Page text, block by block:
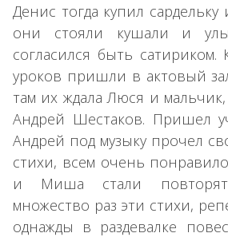
Денис тогда купил сардельку
они стояли кушали и
согласился быть сатириком.
уроков пришли в актовый
там их ждала Люся и
Андрей Шестаков. Пришел
Андрей под музыку прочел
стихи, всем очень
и Миша стали
множество раз эти стихи,
однажды в раздевалке